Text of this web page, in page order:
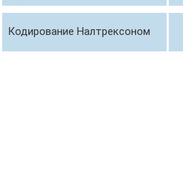
Кодирование Налтрексоном